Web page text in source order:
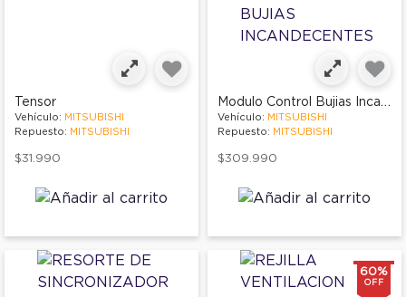
Tensor
Vehículo: MITSUBISHI
Repuesto: MITSUBISHI
$31.990
Modulo Control Bujias Incandecentes
Vehículo: MITSUBISHI
Repuesto: MITSUBISHI
$309.990
60%
OFF